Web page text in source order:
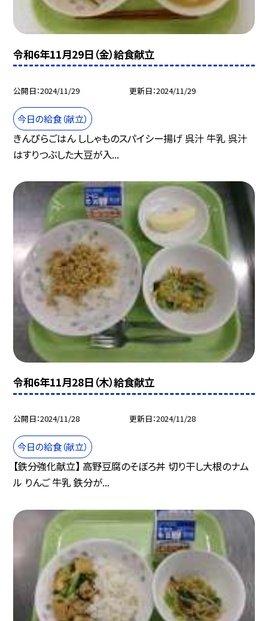
令和6年11月29日（金）給食献立
公開日 2024/11/29 更新日 2024/11/29
今日の給食（献立）
きんぴらごはん ししゃものスパイシー揚げ 呉汁 牛乳 呉汁
はすりつぶした大豆が入...
令和6年11月28日（木）給食献立
公開日 2024/11/28 更新日 2024/11/28
今日の給食（献立）
【鉄分強化献立】 高野豆腐のそぼろ丼 切り干し大根のナム
ル りんご 牛乳 鉄分が...